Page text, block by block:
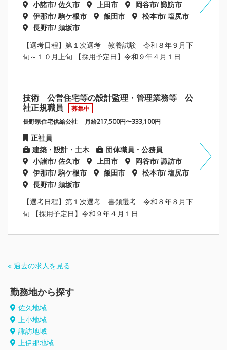
小諸市/ 佐久市 上田市
岡谷市/ 諏訪市
伊那市/ 駒ケ根市
飯田市
松本市/ 塩尻市
長野市/ 須坂市
【選考日程】第１次選考 教養試験 令和８年９月下
旬～１０月上旬 【採用予定日】令和９年４月１日
技術 公営住宅等の設計監理・管理業務等 公
社正規職員
募集中
長野県住宅供給公社 月給217,500円〜333,100円
正社員
建築・設計・土木
団体職員・公務員
小諸市/ 佐久市
上田市
岡谷市/ 諏訪市
伊那市/ 駒ケ根市
飯田市
松本市/ 塩尻市
長野市/ 須坂市
【選考日程】第１次選考 書類選考 令和８年８月下
旬 【採用予定日】令和９年４月１日
« 過去の求人を見る
勤務地から探す
佐久地域
上小地域
諏訪地域
上伊那地域